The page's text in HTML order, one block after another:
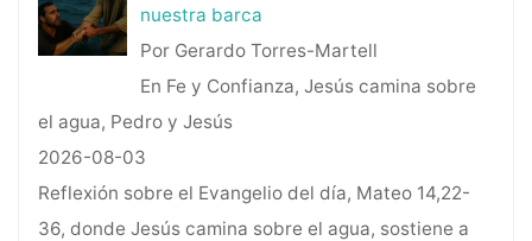
nuestra barca
Por Gerardo Torres-Martell
En Fe y Confianza, Jesús camina sobre
el agua, Pedro y Jesús
2026-08-03
Reflexión sobre el Evangelio del día, Mateo 14,22-
36, donde Jesús camina sobre el agua, sostiene a